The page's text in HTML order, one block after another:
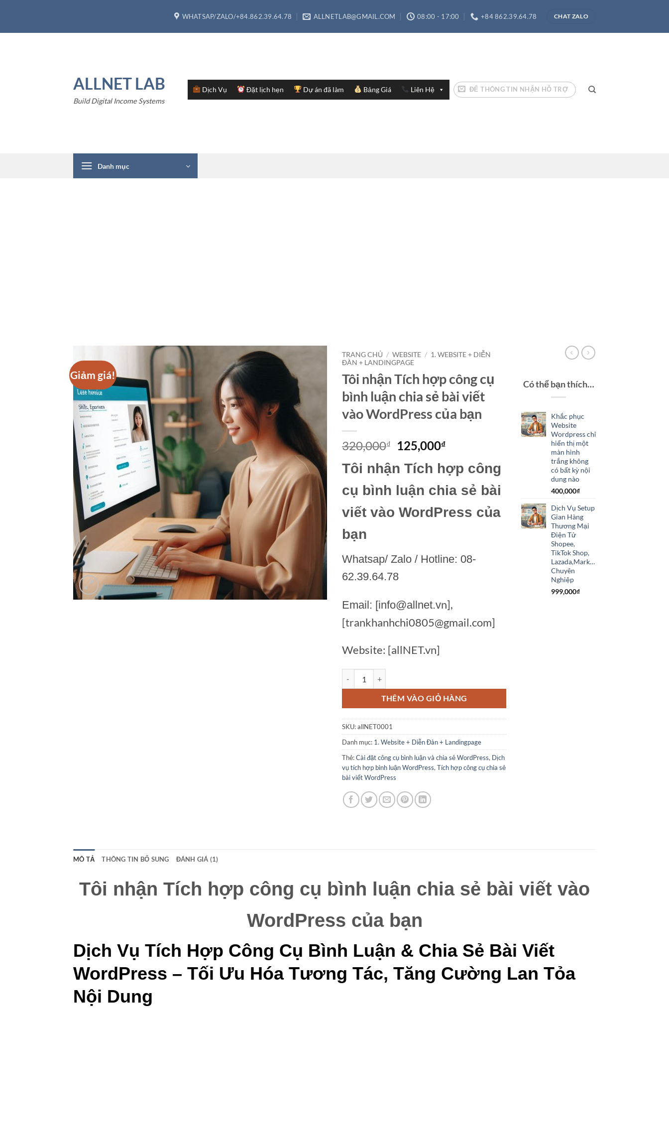
nội
WHATSAP/ZALO/+84.862.39.64.78 ALLNETLAB@GMAIL.COM 08:00 - 17:00 +84 862.39.64.78 CHAT ZALO
ALLNET LAB
Build Digital Income Systems
Dịch Vụ Đặt lịch hẹn Dự án đã làm Bảng Giá Liên Hệ ĐỂ THÔNG TIN NHẬN HỖ TRỢ
Danh mục
Giảm giá!
TRANG CHỦ / WEBSITE / 1. WEBSITE + DIỄN
ĐÀN + LANDINGPAGE
Tôi nhận Tích hợp công cụ
bình luận chia sẻ bài viết
vào WordPress của bạn
320,000₫
Giá
là:
125,000₫Giá
tại
là:
125,000₫.
Tôi nhận Tích hợp công
cụ bình luận chia sẻ bài
viết vào WordPress của
bạn
Whatsap/ Zalo / Hotline: 08-
62.39.64.78
Email: [info@allnet.vn],
[trankhanhchi0805@gmail.com]
Website: [allNET.vn]
THÊM VÀO GIỎ HÀNG
SKU:allNET0001
Danh mục: 1. Website + Diễn Đàn + Landingpage
Thẻ:Cài đặt công cụ bình luận và chia sẻ WordPress, Dịch
vụ tích hợp bình luận WordPress, Tích hợp công cụ chia sẻ
bài viết WordPress
Có thể bạn thích…
Khắc phục
Website
Wordpress chỉ
hiển thị một
màn hình
trắng không
có bất kỳ nội
dung nào
400,000₫
Dịch Vụ Setup
Gian Hàng
Thương Mại
Điện Tử
Shopee,
TikTok Shop,
Lazada,Marketplace
Chuyên
Nghiệp
999,000₫
MÔ TẢ THÔNG TIN BỔ SUNG ĐÁNH GIÁ (1)
Tôi nhận Tích hợp công cụ bình luận chia sẻ bài viết vào
WordPress của bạn
Dịch Vụ Tích Hợp Công Cụ Bình Luận & Chia Sẻ Bài Viết
WordPress – Tối Ưu Hóa Tương Tác, Tăng Cường Lan Tỏa
Nội Dung